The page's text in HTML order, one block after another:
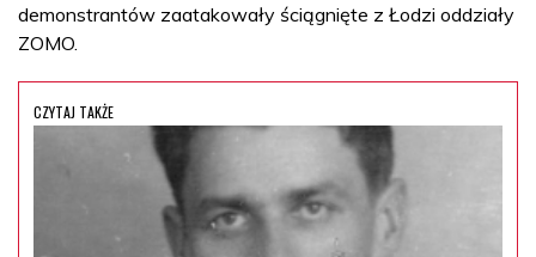
demonstrantów zaatakowały ściągnięte z Łodzi oddziały
ZOMO.
CZYTAJ TAKŻE